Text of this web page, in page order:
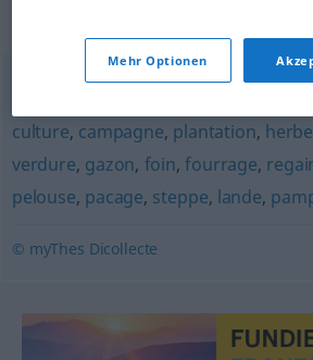
culture, campagne, plantation, herbe
verdure, gazon, foin,fourrage,
pelouse, pacage, steppe, lande,
© myThes Dicollecte
Mehr Optionen